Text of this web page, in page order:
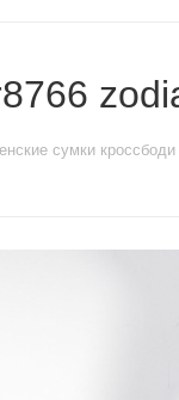
сумки кроссбоди